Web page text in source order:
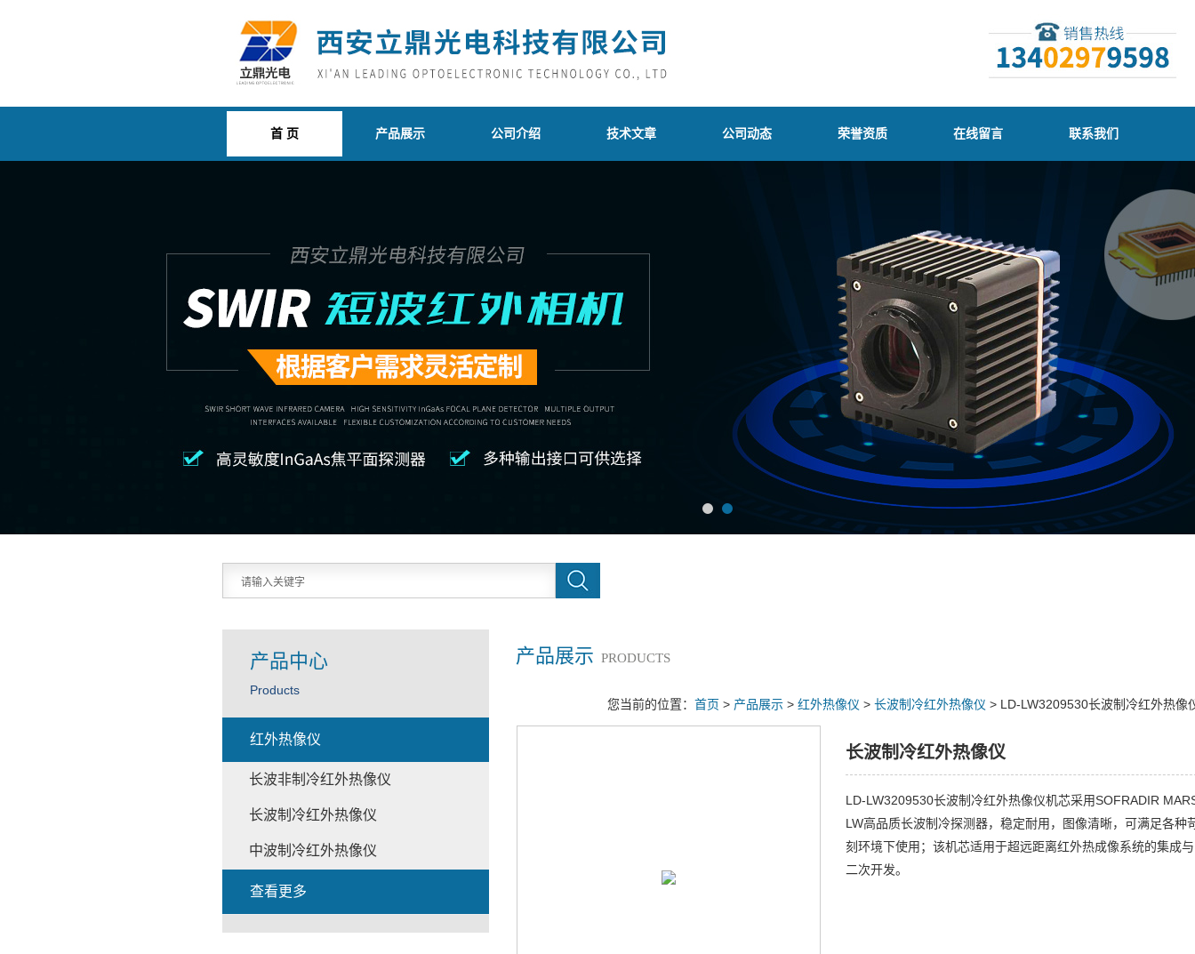
首 页 产品展示 公司介绍 技术文章 公司动态 荣誉资质 在线留言 联系我们
产品展示 PRODUCTS
您当前的位置： 首页 > 产品展示 > 红外热像仪 > 长波制冷红外热像仪 > LD-LW3209530长波制冷红外热像
长波制冷红外热像仪
LD-LW3209530长波制冷红外热像仪机芯采用SOFRADIR
LW高品质长波制冷探测器，稳定耐用，图像清晰，可满足各种
刻环境下使用；该机芯适用于超远距离红外热成像系统的集成与
二次开发。
产品中心
Products
红外热像仪
长波非制冷红外热像仪
长波制冷红外热像仪
中波制冷红外热像仪
查看更多